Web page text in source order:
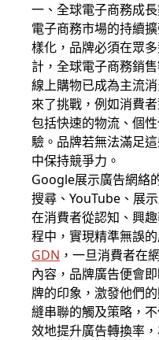
一、全球電子商務成
電子商務市場的持續
樣化，品牌必須在眾
計，全球電子商務銷
線上購物已成為主流
來了挑戰，例如消費
包括快速的物流、個
驗。品牌若無法滿足
中保持競爭力。
Google展示廣告網絡
搜尋、YouTube、展
在消費者從認知、興
程中，實現精準無誤
GDN ，一旦消費者在
內容，品牌廣告便會
牌的印象，激發他們
縫串聯的觸及策略，
效地提升廣告轉換率